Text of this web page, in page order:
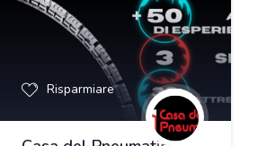
Risparmiare